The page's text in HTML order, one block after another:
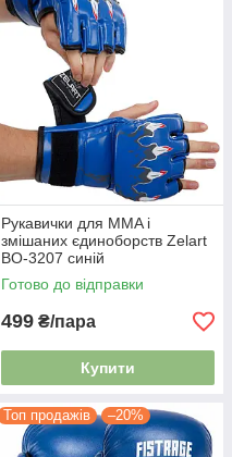
Рукавички для MMA і
змішаних єдиноборств Zelart
BO-3207 синій
Готово до відправки
499 ₴/пара
Купити
Топ продажів –20%